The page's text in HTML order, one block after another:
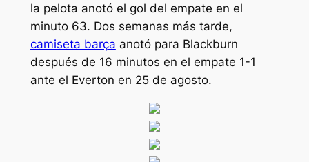
la pelota anotó el gol del empate en el
minuto 63. Dos semanas más tarde,
camiseta barça anotó para Blackburn
después de 16 minutos en el empate 1-1
ante el Everton en 25 de agosto.